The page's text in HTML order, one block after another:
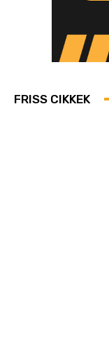
FRISS CIKKEK